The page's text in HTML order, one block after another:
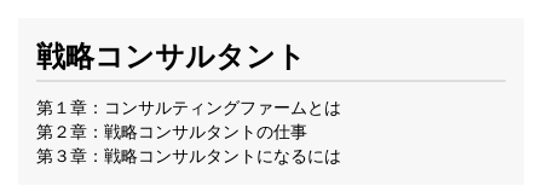
戦略コンサルタント
第１章：コンサルティングファームとは
第２章：戦略コンサルタントの仕事
第３章：戦略コンサルタントになるには